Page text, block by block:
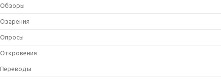
Обзоры
Озарения
Опросы
Откровения
Переводы